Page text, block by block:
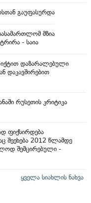
გაუფასურდა
მზია
- საია
დაზარალებული
დაკავშირებით
რუსეთის კრიტიკა
ფიქსირდება
შეეხება 2012 წლამდე
შემცირებული -
ყველა სიახლის ნახვა